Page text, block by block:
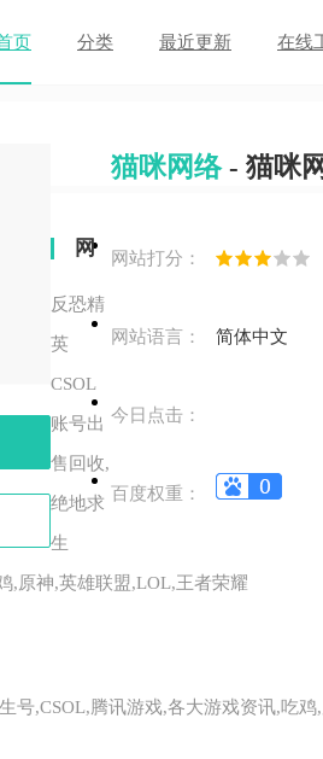
页 分类 最近更新 在线
猫咪网络- 猫咪
网站打分：
网站语言： 简体中文
今日点击：
百度权重：
网
站
键
反恐精
英
CSOL
账号出
售回收,
绝地求
生
,原神,英雄联盟,LOL,王者荣耀
号,CSOL,腾讯游戏,各大游戏资讯,吃